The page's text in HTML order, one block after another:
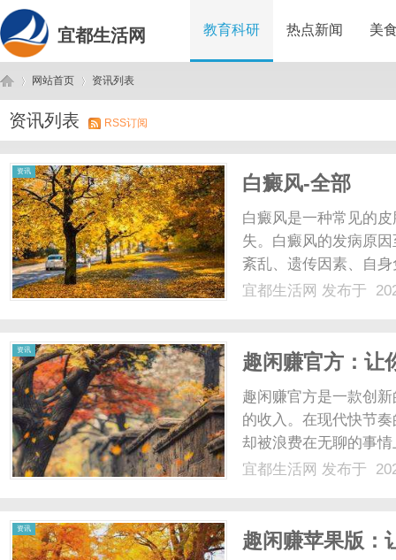
宜都生活网 教育科研 热点新闻 美
宜 ›
网站首页
›
资讯列表
资讯列表 RSS订阅
资讯
白癜风-全部
白癜风是一种常见的
失。白癜风的发病原
紊乱、遗传因素、自
危险，但却给患者带
宜都生活网 发布于
资讯
趣闲赚官方：让
趣闲赚官方是一款创
的收入。在现代快节
却被浪费在无聊的事
的方式来利用他们的
宜都生活网 发布于
资讯
趣闲赚苹果版：